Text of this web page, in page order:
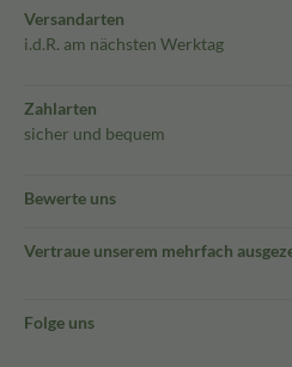
Versandarten
i.d.R. am nächsten Werktag
Zahlarten
sicher und bequem
Bewerte uns
Vertraue unserem mehrfach
Folge uns